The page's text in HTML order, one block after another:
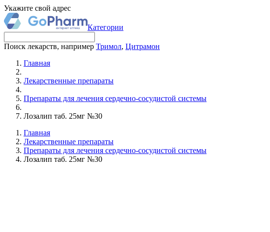
Укажите свой адрес
Категории
Поиск лекарств, например Тримол, Цитрамон
Главная
Лекарственные препараты
Препараты для лечения сердечно-сосудистой системы
Лозалип таб. 25мг №30
Главная
Лекарственные препараты
Препараты для лечения сердечно-сосудистой системы
Лозалип таб. 25мг №30